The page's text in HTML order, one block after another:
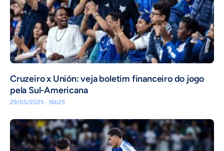
Cruzeiro x Unión: veja boletim financeiro do jogo
pela Sul-Americana
29/05/2025 · 16h25